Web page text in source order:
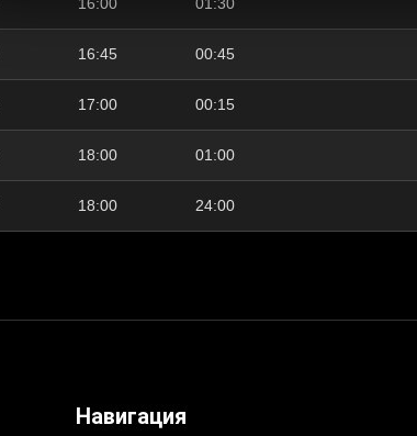
16:45 00:45
17:00 00:15
18:00 01:00
18:00 24:00
Навигация